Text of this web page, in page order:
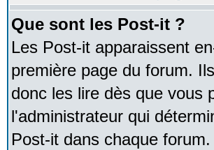
Que sont les Post-it ?
Les Post-it apparaissent
première page du forum.
donc les lire dès que vous
l'administrateur qui
Post-it dans chaque forum.